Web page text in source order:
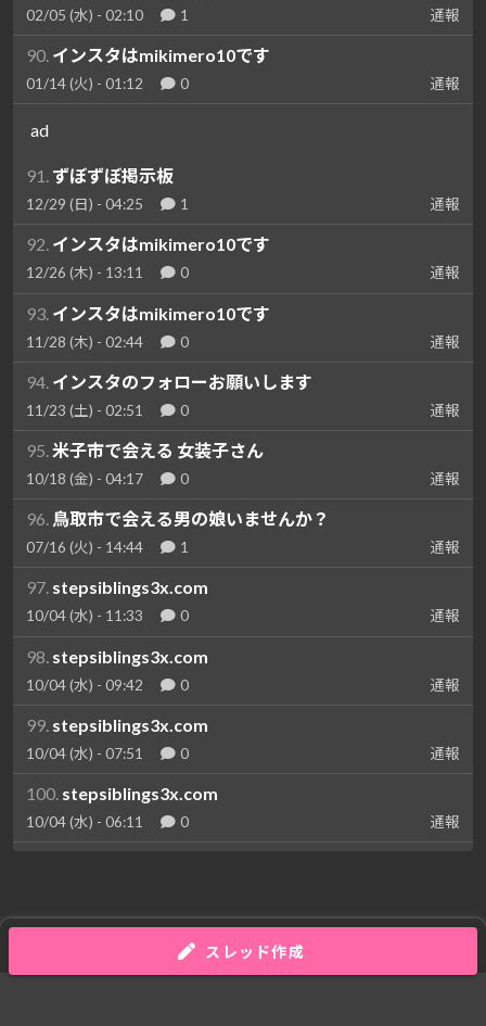
02/05 (水) - 02:10 1 通報
90. インスタはmikimero10です
01/14 (火) - 01:12 0 通報
ad
91. ずぼずぼ掲示板
12/29 (日) - 04:25 1 通報
92. インスタはmikimero10です
12/26 (木) - 13:11 0 通報
93. インスタはmikimero10です
11/28 (木) - 02:44 0 通報
94. インスタのフォローお願いします
11/23 (土) - 02:51 0 通報
95.米子市で会える 女装子さん
10/18 (金) - 04:17 0 通報
96. 鳥取市で会える男の娘いませんか？
07/16 (火) - 14:44 1 通報
97. stepsiblings3x.com
10/04 (水) - 11:33 0 通報
98. stepsiblings3x.com
10/04 (水) - 09:42 0 通報
99. stepsiblings3x.com
10/04 (水) - 07:51 0 通報
100. stepsiblings3x.com
10/04 (水) - 06:11 0 通報
スレッド作成